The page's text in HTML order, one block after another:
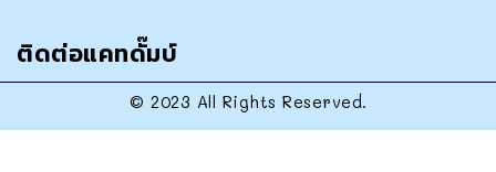
ติดต่อแคทดั๊มบ์
© 2023 All Rights Reserved.